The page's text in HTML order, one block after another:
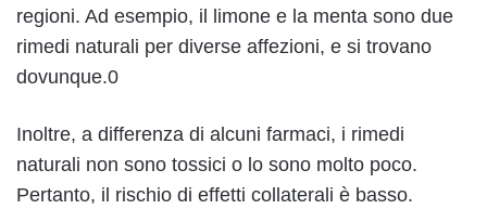
regioni. Ad esempio, il limone e la menta sono due
rimedi naturali per diverse affezioni, e si trovano
dovunque.0
Inoltre, a differenza di alcuni farmaci, i rimedi
naturali non sono tossici o lo sono molto poco.
Pertanto, il rischio di effetti collaterali è basso.